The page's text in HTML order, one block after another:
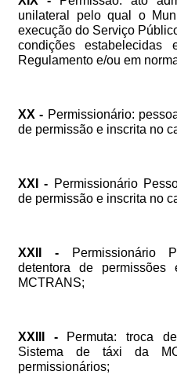
unilateral
pelo qual o
execução do Serviço
condições
estabelecidas
Regulamento e/ou em
XX - Permissionário:
de permissão e inscrita no
XXI - Permissionário
de permissão e inscrita no
XXII - Permissionário
detentora
de permissões
MCTRANS;
XXIII - Permuta: troca de
Sistema
de táxi da
permissionários;